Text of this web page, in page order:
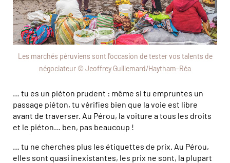
Les marchés péruviens sont l'occasion de tester vos talents de
négociateur © Jeoffrey Guillemard/Haytham-Réa
… tu es un piéton prudent : même si tu empruntes un
passage piéton, tu vérifies bien que la voie est libre
avant de traverser. Au Pérou, la voiture a tous les droits
et le piéton… ben, pas beaucoup !
… tu ne cherches plus les étiquettes de prix. Au Pérou,
elles sont quasi inexistantes, les prix ne sont, la plupart